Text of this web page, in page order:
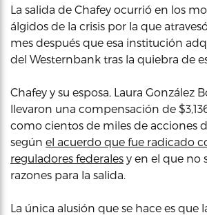
La salida de Chafey ocurrió en los
álgidos de la crisis por la que
mes después que esa institución
del Westernbank tras la quiebra de
Chafey y su esposa, Laura González
llevaron una compensación de
como cientos de miles de acciones
según el acuerdo que fue radicado
reguladores federales y en el que no
razones para la salida.
La única alusión que se hace es que